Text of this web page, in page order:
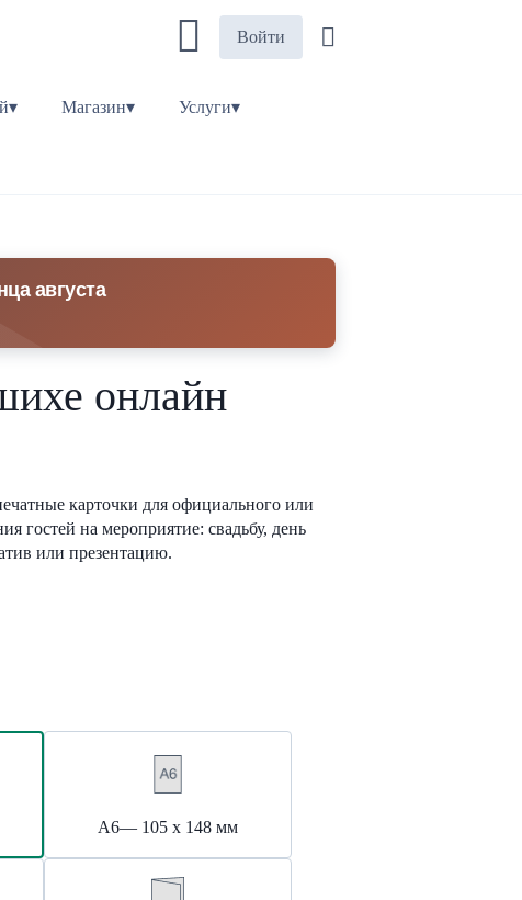
Войти
Магазин▾ Услуги▾
августа
онлайн
карточки для официального или
гостей на мероприятие: свадьбу, день
или презентацию.
А6— 105 х 148 мм